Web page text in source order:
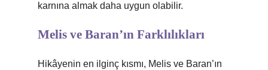
karnına almak daha uygun olabilir.
Melis ve Baran’ın Farklılıkları
Hikâyenin en ilginç kısmı, Melis ve Baran’ın